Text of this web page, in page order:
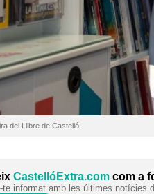
del Llibre de Castelló
CastellóExtra.com com a
te informat amb les últimes notícies